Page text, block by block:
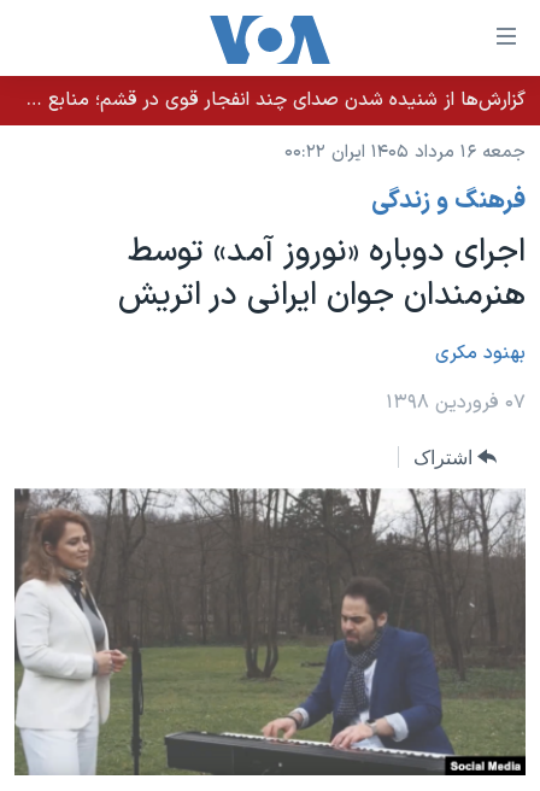
لینکهای
قابل
دسترسی
جهش
محتوای
اصلی
جهش
به
صفحه
اصلی
جهش
جستجو
خانه
نسخه سبک وب‌سایت
موضوع ها
ایران
آمریکا
جهان
ورزشی
ویدیوها
فرهنگ و زندگی
حقوق شهروندی
اسرائیل در جنگ
گالری عکس
برنامه های تلویزیونی
جدول برنامه ها
صفحه‌های ویژه
جام جهانی ۲۰۲۶
بایگانی برنامه‌های تلویزیونی
مستندها
انتخابات ریاست جمهوری آمریکا ۲۰۲۴
حمله جمهوری اسلامی به اسرائیل
ورزش زنان در ایران
اعتراضات زن، زندگی، آزادی
فرکانس‌های صدای آمریکا
یادگیری زبان انگلیسی
دنبال کنید
زبانهای مختلف
گزارش‌ها از شنیده شدن صدای چند انفجار قوی در قشم؛ منابع حکومتی می‌گویند درگیری در تنگه هرمز بود
جمعه ۱۶ مرداد ۱۴۰۵ ایران ۰۰:۲۲
فرهنگ و زندگی
اجرای دوباره «نوروز آمد» توسط
هنرمندان جوان ایرانی در اتریش
بهنود مکری
۰۷ فروردین ۱۳۹۸
اشتراک